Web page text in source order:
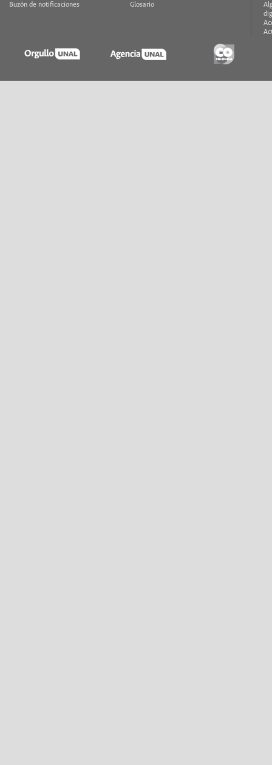
Buzón de notificaciones
Glosario